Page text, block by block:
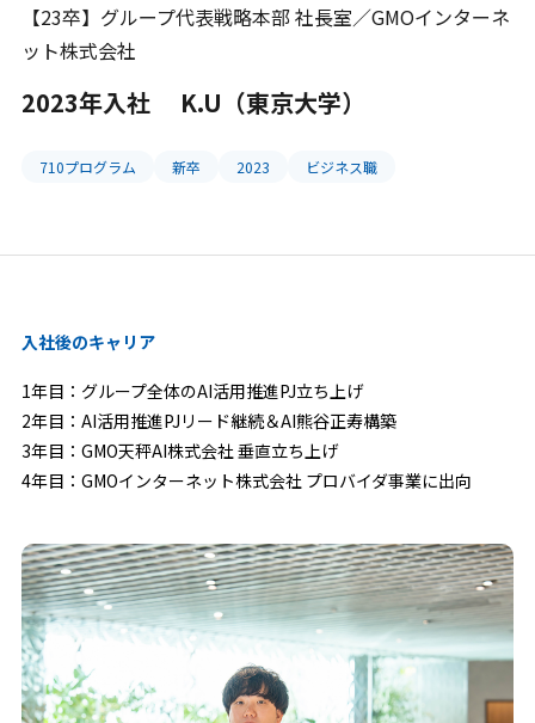
【23卒】グループ代表戦略本部 社長室／GMOインターネ
ット株式会社
2023年入社 K.U（東京大学）
710プログラム 新卒 2023 ビジネス職
入社後のキャリア
1年目：グループ全体のAI活用推進PJ立ち上げ
2年目：AI活用推進PJリード継続＆AI熊谷正寿構築
3年目：GMO天秤AI株式会社 垂直立ち上げ
4年目：GMOインターネット株式会社 プロバイダ事業に出向